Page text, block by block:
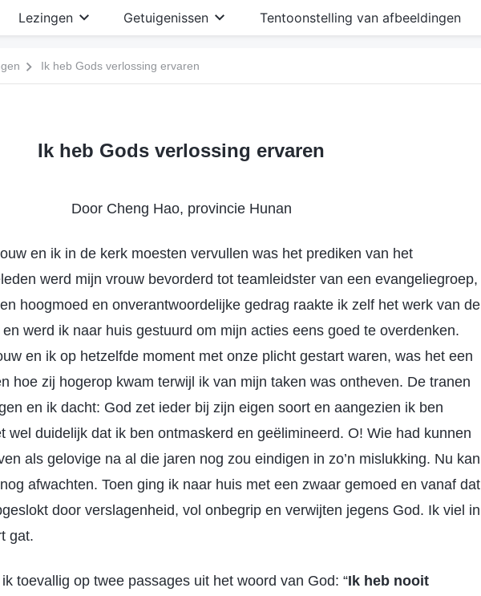
Lezingen Getuigenissen Tentoonstelling van afbeeldingen
Ik heb Gods verlossing ervaren
Ik heb Gods verlossing ervaren
Door Cheng Hao, provincie Hunan
en ik in de kerk moesten vervullen was het prediken van het
werd mijn vrouw bevorderd tot teamleidster van een evangeliegroep,
hoogmoed en onverantwoordelijke gedrag raakte ik zelf het werk van de
werd ik naar huis gestuurd om mijn acties eens goed te overdenken.
en ik op hetzelfde moment met onze plicht gestart waren, was het een
hoe zij hogerop kwam terwijl ik van mijn taken was ontheven. De tranen
en ik dacht: God zet ieder bij zijn eigen soort en aangezien ik ben
wel duidelijk dat ik ben ontmaskerd en geëlimineerd. O! Wie had kunnen
als gelovige na al die jaren nog zou eindigen in zo’n mislukking. Nu kan
afwachten. Toen ging ik naar huis met een zwaar gemoed en vanaf dat
door verslagenheid, vol onbegrip en verwijten jegens God. Ik viel in
gat.
toevallig op twee passages uit het woord van God: “Ik heb nooit